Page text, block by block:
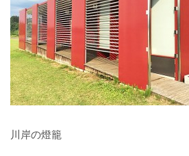
川岸の燈籠